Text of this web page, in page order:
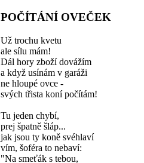
POČÍTÁNÍ OVEČEK
Už trochu kvetu
ale sílu mám!
Dál hory zboží dovážím
a když usínám v garáži
ne hloupé ovce -
svých třista koní počítám!
Tu jeden chybí,
prej špatně šláp...
jak jsou ty koně svéhlaví
vím, šoféra to nebaví:
"Na smeťák s tebou,